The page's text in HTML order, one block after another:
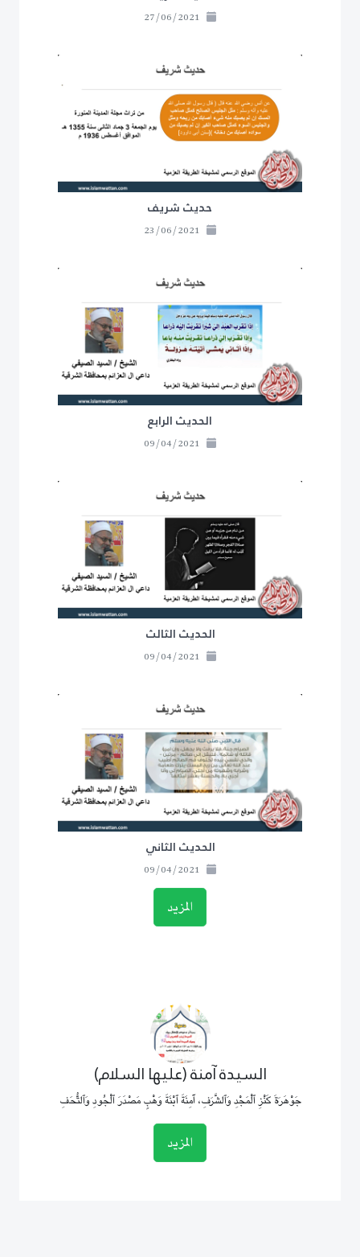
حديث شريف
الحديث الرابع
الحديث الثالث
الحديث الثاني
المزيد
السيدة آمنة (عليها السلام)
جَوْهَرَةَ كَنْزِ ٱلْمَجْدِ وَٱلشَّرَفِ، آمِنَةَ ٱبْنَةَ وَهْبٍ مَصْدَرَ ٱلْجُودِ وَٱلتُّحَفِ
المزيد